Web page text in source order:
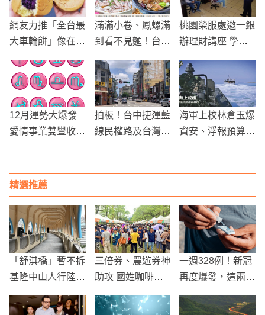
網友力推「全台最
大車輪餅」像在吃
飽
滿滿小卷、鳳螺滿
到看不見麵！台南
桃園榮服處邀一銀
辦理財講座 學習
12月運勢大爆發
愛情事業雙豐收的
拍板！台中捷運藍
線民權路及台灣大
海軍上校林倉玉爆
資安、浮報預算、
騙」還逼官兵混住
精選推薦
「舒淇橋」暫不拆
基隆中山人行陸橋
油漆加強照明再現
風華
三倍券、農遊券神
助攻 國姓咖啡節
爆量
一週328例！新冠
再度爆發，這兩類
人症狀嚴重易高燒